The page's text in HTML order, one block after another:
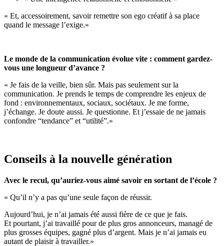
« Et, accessoirement, savoir remettre son ego créatif à sa place
quand le message l’exige.»
Le monde de la communication évolue vite : comment gardez-
vous une longueur d’avance ?
« Je fais de la veille, bien sûr. Mais pas seulement sur la
communication. Je prends le temps de comprendre les enjeux de
fond : environnementaux, sociaux, sociétaux. Je me forme,
j’échange. Je doute aussi. Je questionne. Et j’essaie de ne jamais
confondre “tendance” et “utilité”.»
Conseils à la nouvelle génération
Avec le recul, qu’auriez-vous aimé savoir en sortant de l’école ?
« Qu’il n’y a pas qu’une seule façon de réussir.
Aujourd’hui, je n’ai jamais été aussi fière de ce que je fais.
Et pourtant, j’ai travaillé pour de plus gros annonceurs, managé de
plus grosses équipes, gagné plus d’argent. Mais je n’ai jamais eu
autant de plaisir à travailler.»